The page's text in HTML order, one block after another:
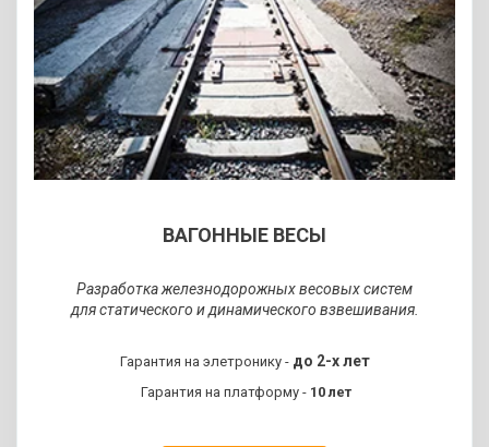
КОНВЕЙЕРНЫЕ
ВЕСЫ
конвейер. Взвешивайте руду,
т.д.
ЗАПРОСИТЬ КП
ВАГОННЫЕ ВЕСЫ
Разработка железнодорожных весовых систем
для статического и динамического взвешивания.
Гарантия на элетронику - до 2-х лет
Гарантия на платформу - 10 лет